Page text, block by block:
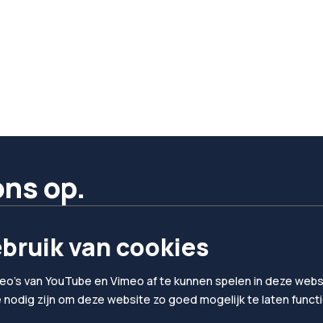
op.
van cookies
van YouTube en Vimeo af te kunnen spelen in deze
zijn om deze website zo goed mogelijk te laten